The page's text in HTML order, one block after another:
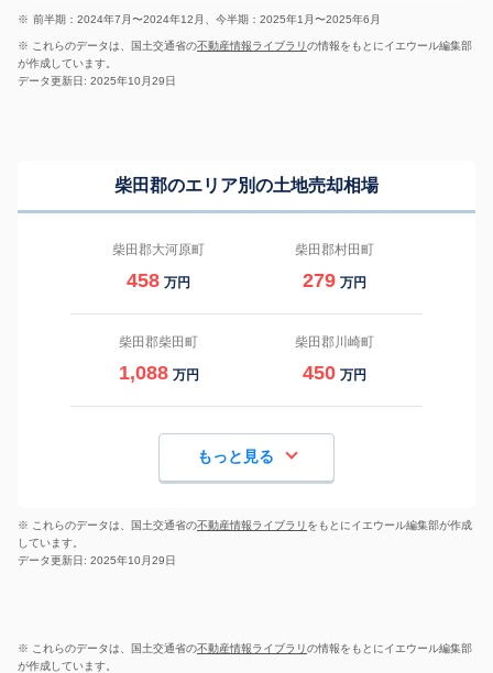
※ 前半期：2024年7月〜2024年12月、今半期：2025年1月〜2025年6月
※ これらのデータは、国土交通省の不動産情報ライブラリの情報をもとにイエウール編集部
が作成しています。
データ更新日: 2025年10月29日
柴田郡のエリア別の土地売却相場
柴田郡大河原町
458 万円
柴田郡村田町
279 万円
柴田郡柴田町
1,088 万円
柴田郡川崎町
450 万円
もっと見る
※ これらのデータは、国土交通省の不動産情報ライブラリ をもとにイエウール編集部が作成
しています。
データ更新日: 2025年10月29日
※ これらのデータは、国土交通省の不動産情報ライブラリの情報をもとにイエウール編集部
が作成しています。